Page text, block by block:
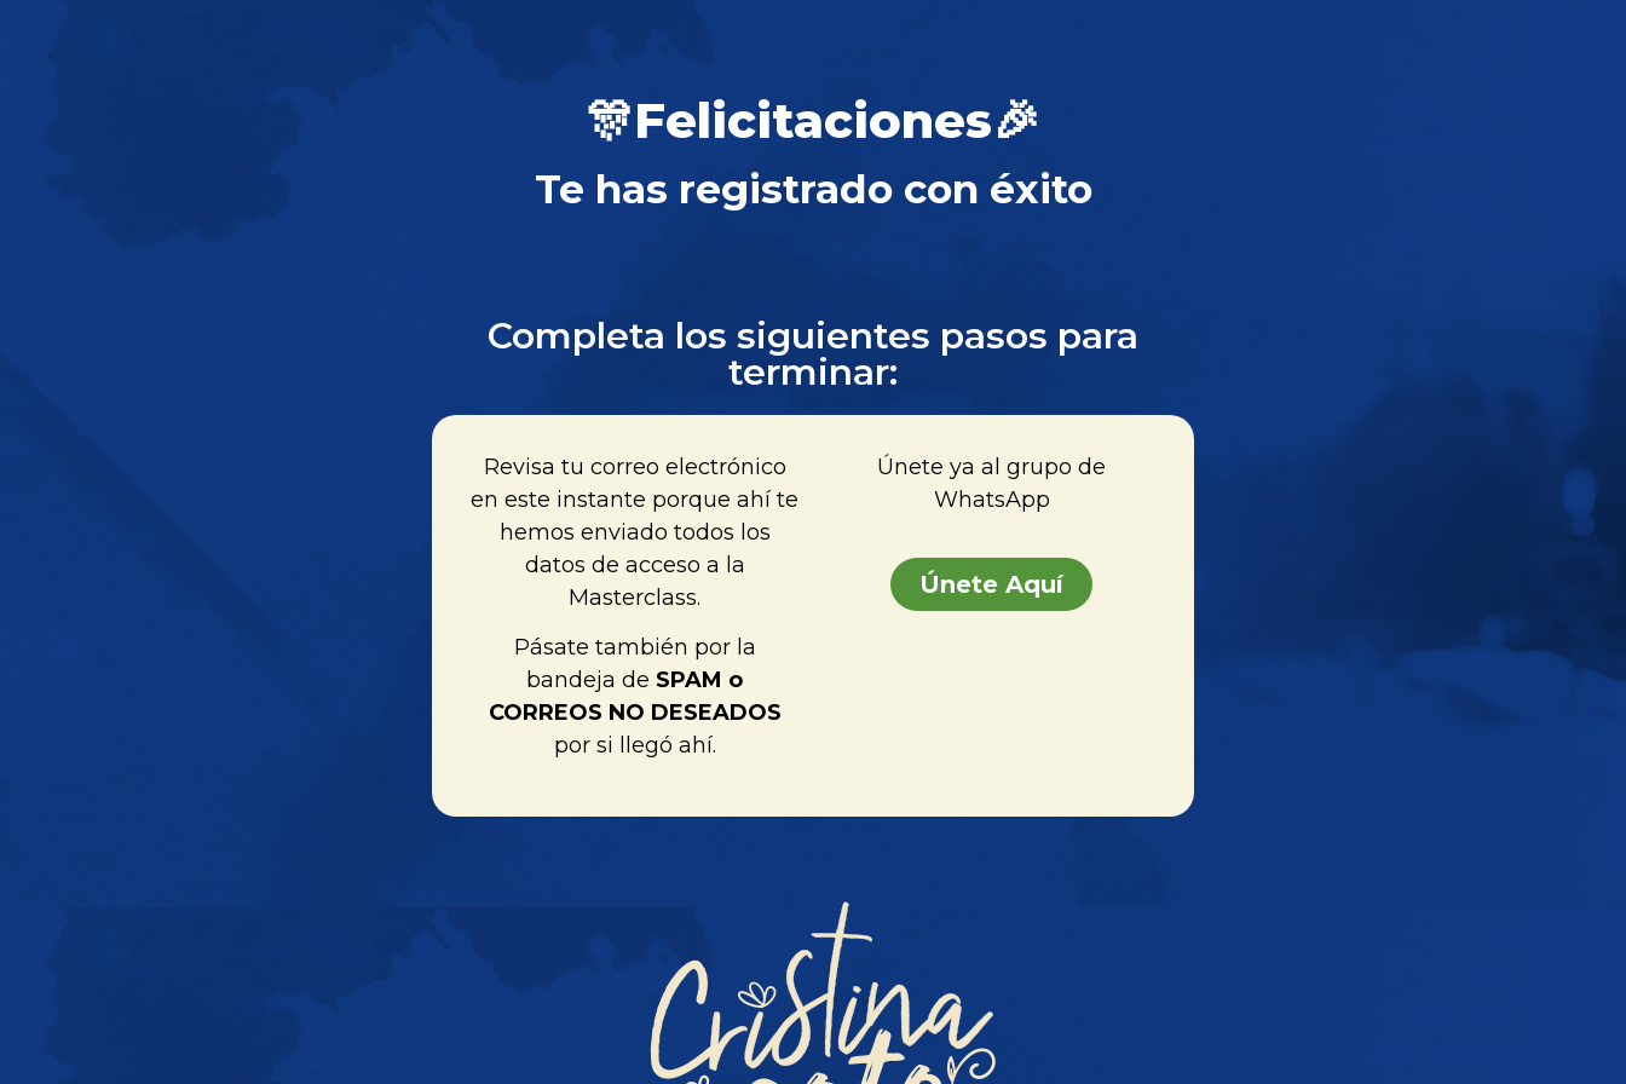
🎊Felicitaciones🎉
Te has registrado con éxito
Completa los siguientes pasos para
terminar:
Revisa tu correo electrónico
en este instante porque ahí te
hemos enviado todos los
datos de acceso a la
Masterclass.
Pásate también por la
bandeja de SPAM o
CORREOS NO DESEADOS
por si llegó ahí.
Únete ya al grupo de
WhatsApp
Únete Aquí